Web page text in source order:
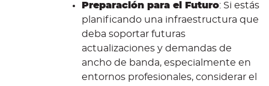
Preparación para el Futuro: Si estás
planificando una infraestructura que
deba soportar futuras
actualizaciones y demandas de
ancho de banda, especialmente en
entornos profesionales, considerar el